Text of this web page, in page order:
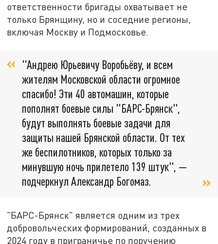
ответственности бригады охватывает не
только Брянщину, но и соседние регионы,
включая Москву и Подмосковье.
"Андрею Юрьевичу Воробьёву, и всем
жителям Московской области огромное
спасибо! Эти 40 автомашин, которые
пополнят боевые силы "БАРС-Брянск",
будут выполнять боевые задачи для
защиты нашей Брянской области. От тех
же беспилотников, которых только за
минувшую ночь прилетело 139 штук", —
подчеркнул Александр Богомаз.
"БАРС-Брянск" является одним из трех
добровольческих формирований, созданных в
2024 году в приграничье по поручению